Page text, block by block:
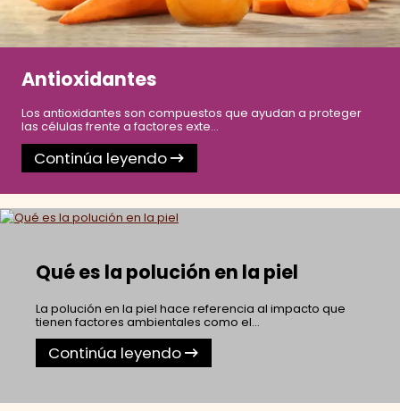
Antioxidantes
Los antioxidantes son compuestos que ayudan a proteger
las células frente a factores exte...
Continúa leyendo
Qué es la polución en la piel
La polución en la piel hace referencia al impacto que
tienen factores ambientales como el...
Continúa leyendo